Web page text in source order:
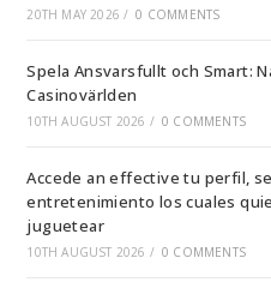
20TH MAY 2026 / 0 COMMENTS
Spela Ansvarsfullt och Smart:
Casinovärlden
10TH AUGUST 2026 / 0 COMMENTS
Accede an effective tu perfil,
entretenimiento los cuales
juguetear
10TH AUGUST 2026 / 0 COMMENTS